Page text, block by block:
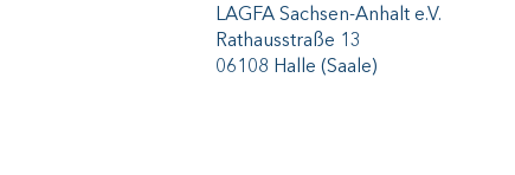
LAGFA Sachsen-Anhalt e.V.
Rathausstraße 13
06108 Halle (Saale)